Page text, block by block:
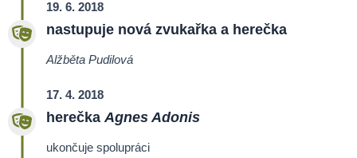
19. 6. 2018
nastupuje nová zvukařka a herečka
Alžběta Pudilová
17. 4. 2018
herečka Agnes Adonis
ukončuje spolupráci